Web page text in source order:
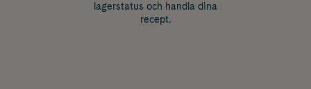
lagerstatus och handla dina
recept.